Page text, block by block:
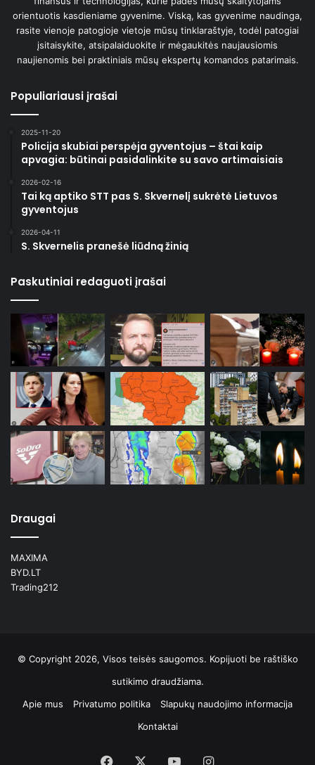
orientuotis kasdieniame gyvenime. Viską, kas gyvenime naudinga,
rasite vienoje patogioje vietoje mūsų tinklaraštyje, todėl patogiai
įsitaisykite, atsipalaiduokite ir mėgaukitės naujausiomis
naujienomis bei praktiniais mūsų ekspertų komandos patarimais.
Populiariausi įrašai
2025-11-20
Policija skubiai perspėja gyventojus – štai kaip
apvagia: būtinai pasidalinkite su savo artimaisiais
2026-02-16
Tai ką aptiko STT pas S. Skvernelį sukrėtė Lietuvos
gyventojus
2026-04-11
S. Skvernelis pranešė liūdną žinią
Paskutiniai redaguoti įrašai
Draugai
MAXIMA
BYD.LT
Trading212
© Copyright 2026, Visos teisės saugomos. Kopijuoti be raštiško
sutikimo draudžiama.
Apie mus
Privatumo politika
Slapukų naudojimo informacija
Kontaktai
Facebook YouTubeInstagram